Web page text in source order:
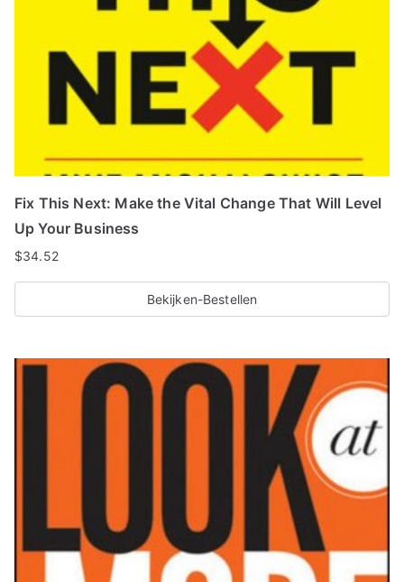
Fix This Next: Make the Vital Change That Will Level
Up Your Business
$34.52
Bekijken-Bestellen